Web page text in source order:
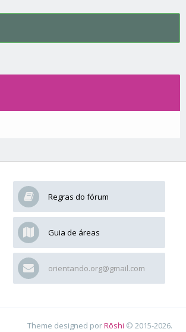
Regras do fórum
Guia de áreas
orientando.org@gmail.com
Theme designed porRōshi © 2015-2026.